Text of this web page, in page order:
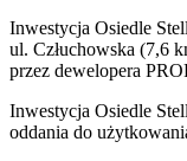
Inwestycja Osiedle
ul. Człuchowska (7,6
przez dewelopera
Inwestycja Osiedle
oddania do